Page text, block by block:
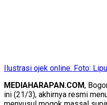
Ilustrasi ojek online. Foto:
​MEDIAHARAPAN.COM,
ini (21/3), akhirnya resmi